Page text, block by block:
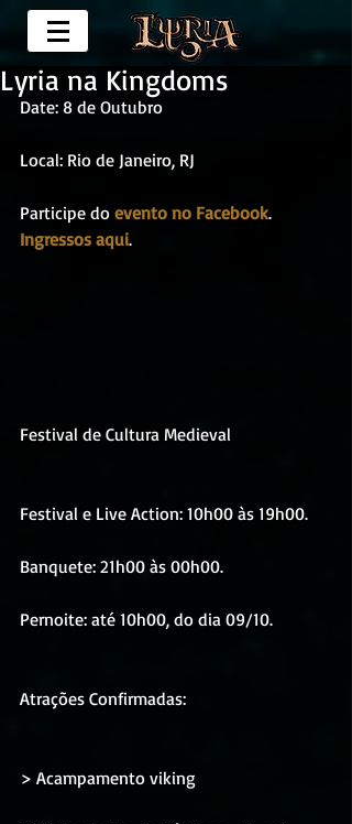
Lyria na Kingdoms
Date: 8 de Outubro
Local: Rio de Janeiro, RJ
Participe do evento no Facebook.
Ingressos aqui.
Festival de Cultura Medieval
Festival e Live Action: 10h00 às 19h00.
Banquete: 21h00 às 00h00.
Pernoite: até 10h00, do dia 09/10.
Atrações Confirmadas:
> Acampamento viking